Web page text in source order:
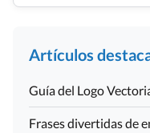
Artículos
Guía del Logo
Frases divertidas de